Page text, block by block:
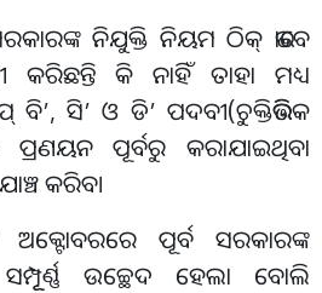
ନିଯୁକ୍ତି ନିୟମ ଠିକ୍‌ ଭାବେ
କରିଛନ୍ତି କି ନାହିଁ ତାହା ମଧ୍ୟ
ସି’ ଓ ଡି’ ପଦବୀ(ଚୁକ୍ତିଭିତ୍ତିକ
ପୂର୍ବରୁ କରାଯାଇଥିବା
କରିବ।
ପୂର୍ବ ସରକାରଙ୍କ
ଉଚ୍ଛେଦ ହେଲା ବୋଲି